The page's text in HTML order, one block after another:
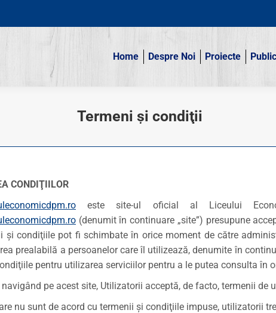
Home Despre Noi Proiecte
Termeni şi condiţii
CONDIŢIILOR
este site-ul oficial al Liceului
(denumit în continuare „site”) presupune
şi condiţiile pot fi schimbate în orice moment de către
prealabilă a persoanelor care îl utilizează, denumite în
pentru utilizarea serviciilor pentru a le putea consulta în
pe acest site, Utilizatorii acceptă, de facto, termenii de
nu sunt de acord cu termenii şi condiţiile impuse, utilizatorii
Home Despre Noi Proiecte